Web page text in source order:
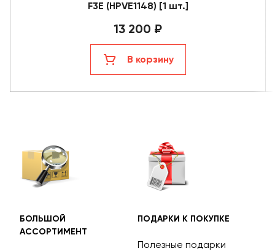
F3E (HPVE1148) [1 шт.]
13 200 ₽
В корзину
БОЛЬШОЙ
АССОРТИМЕНТ
ПОДАРКИ К ПОКУПКЕ
Полезные подарки